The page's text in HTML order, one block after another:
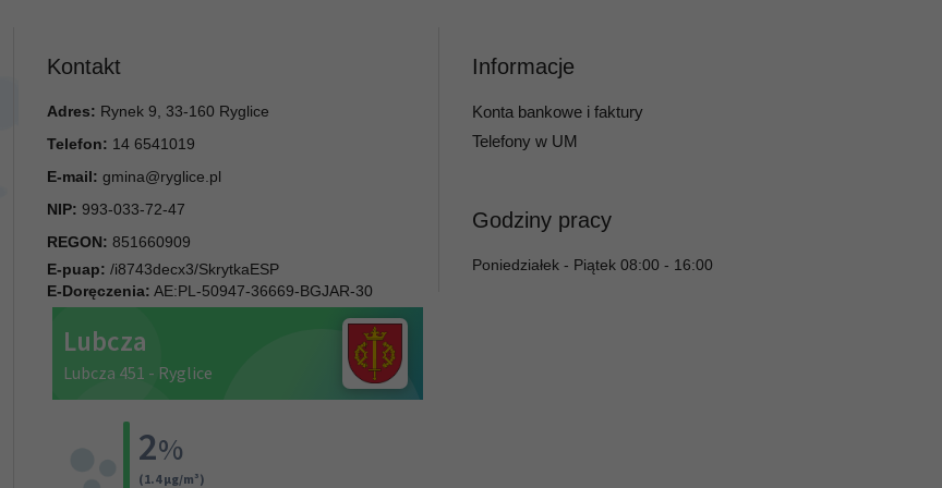
Kontakt
Adres: Rynek 9, 33-160 Ryglice
Telefon: 14 6541019
E-mail: gmina@ryglice.pl
NIP: 993-033-72-47
REGON: 851660909
E-puap: /i8743decx3/SkrytkaESP
E-Doręczenia: AE:PL-50947-36669-BGJAR-30
Informacje
Konta bankowe i faktury
Telefony w UM
Godziny pracy
Poniedziałek - Piątek 08:00 - 16:00